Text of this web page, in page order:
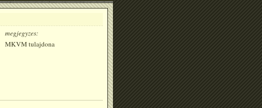
megjegyzes:
MKVM tulajdona